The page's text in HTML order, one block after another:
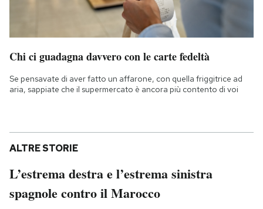
Chi ci guadagna davvero con le carte fedeltà
Se pensavate di aver fatto un affarone, con quella friggitrice ad
aria, sappiate che il supermercato è ancora più contento di voi
ALTRE STORIE
L’estrema destra e l’estrema sinistra
spagnole contro il Marocco